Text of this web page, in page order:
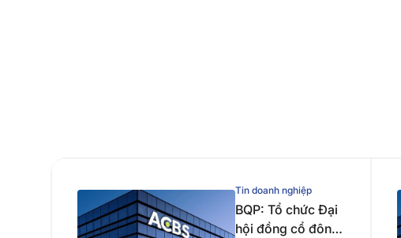
Tin doanh nghiệp
BQP: Tổ chức Đại
hội đồng cổ đông